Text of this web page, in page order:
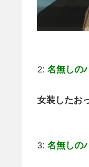
2: 名無しの
女装したお
3: 名無しの